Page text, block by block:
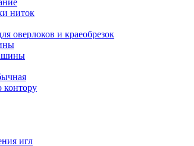
ниток
оверлоков и краеобрезок
контору
игл